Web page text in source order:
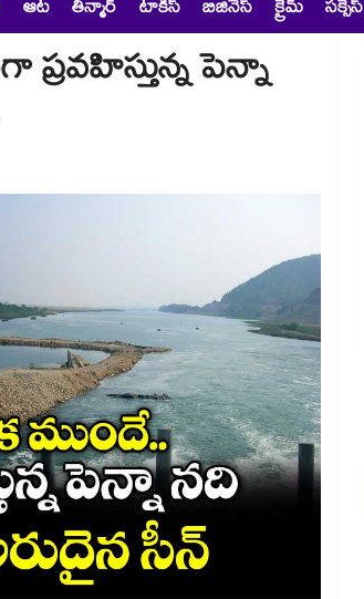
ఆట తీన్మార్ టాకీస్ బిజినెస్ క్రైమ్ సక్సెస్
పెన్నా